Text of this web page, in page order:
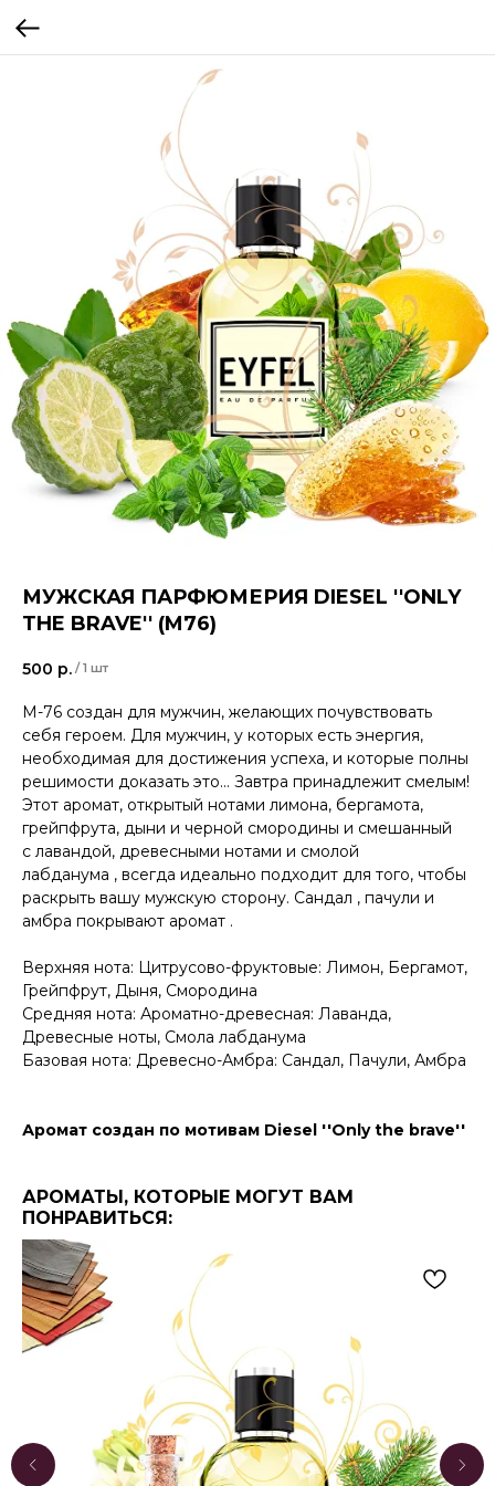
МУЖСКАЯ ПАРФЮМЕРИЯ DIESEL ''ONLY
THE BRAVE'' (M76)
500 р. / 1 шт
М-76 создан для мужчин, желающих почувствовать
себя героем. Для мужчин, у которых есть энергия,
необходимая для достижения успеха, и которые полны
решимости доказать это... Завтра принадлежит смелым!
Этот аромат, открытый нотами лимона, бергамота,
грейпфрута, дыни и черной смородины и смешанный
с лавандой, древесными нотами и смолой
лабданума , всегда идеально подходит для того, чтобы
раскрыть вашу мужскую сторону. Сандал , пачули и
амбра покрывают аромат .
Верхняя нота: Цитрусово-фруктовые: Лимон, Бергамот,
Грейпфрут, Дыня, Смородина
Средняя нота: Ароматно-древесная: Лаванда,
Древесные ноты, Смола лабданума
Базовая нота: Древесно-Амбра: Сандал, Пачули, Амбра
Аромат создан по мотивам Diesel ''Only the brave''
АРОМАТЫ, КОТОРЫЕ МОГУТ ВАМ
ПОНРАВИТЬСЯ: